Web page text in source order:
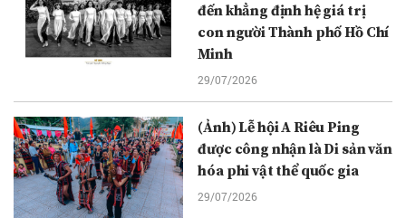
đến khẳng định hệ giá trị
con người Thành phố Hồ Chí
Minh
29/07/2026
(Ảnh) Lễ hội A Riêu Ping
được công nhận là Di sản văn
hóa phi vật thể quốc gia
29/07/2026